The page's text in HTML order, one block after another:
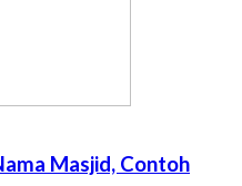
Masjid, Contoh